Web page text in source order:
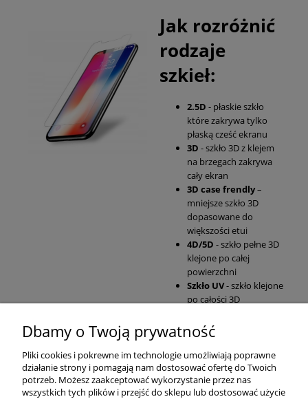
Jak rozróżnić
rodzaje
szkieł:
2.5D - płaskie szkło
które zakrywa tylko
płaską cześć ekranu
3D - szkło 3D z klejem
na brzegach zakrywa
cały ekran
3D case frendly–
mniejsze szkło 3D
dopasowane do
większości etui
4D/5D - szkło pełne 3D
klejone po całej
powierzchni
Szkło UV- szkło klejone
po całości 3D
Pomoc
Moje konto
Dbamy o Twoją prywatność
Pliki cookies i pokrewne im technologie umożliwiają poprawne
działanie strony i pomagają nam dostosować ofertę do Twoich
potrzeb. Możesz zaakceptować wykorzystanie przez nas
wszystkich tych plików i przejść do sklepu lub dostosować użycie